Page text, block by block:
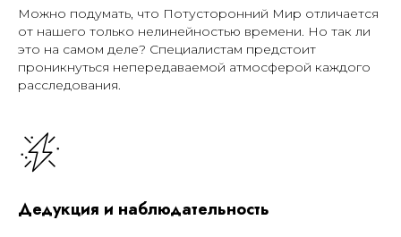
Можно подумать, что Потусторонний Мир отличается
от нашего только нелинейностью времени. Но так ли
это на самом деле? Специалистам предстоит
проникнуться непередаваемой атмосферой каждого
расследования.
Дедукция и наблюдательность